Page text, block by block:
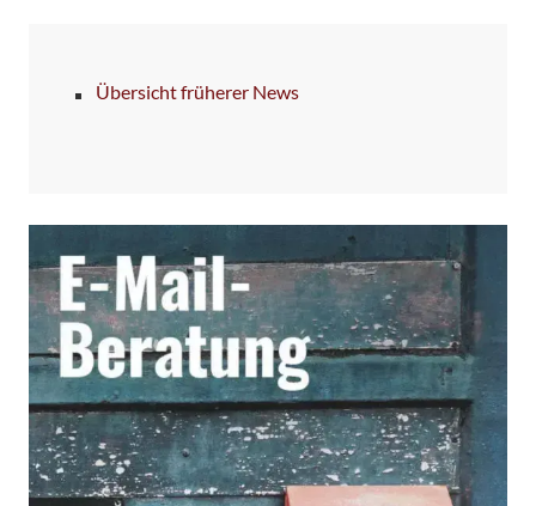
Übersicht früherer News